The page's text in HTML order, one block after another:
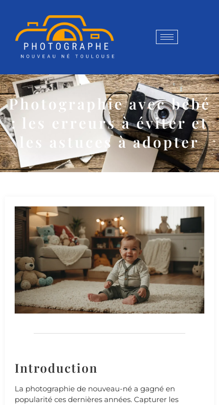
Photographie avec bébé
: les erreurs à éviter et
les astuces à adopter
Introduction
La photographie de nouveau-né a gagné en
popularité ces dernières années. Capturer les